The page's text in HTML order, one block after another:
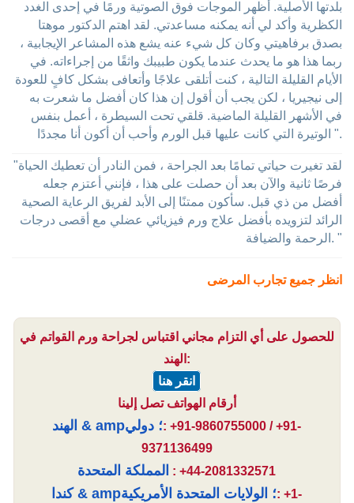
بلدتها الأصلية. أظهر الموجات فوق الصوتية ورمًا في إحدى الغدد
الكظرية وأكد لي أنه يمكنه مساعدتي. لقد اهتم الدكتور موهتا
بصدق برفاهيتي وكان كل شيء عنه يشع هذه المشاعر الإيجابية ،
ربما هذا هو ما يحدث عندما يكون طبيبك واثقًا من إجراءاته. في
الأيام القليلة التالية ، كنت أتلقى علاجًا وأتعافى بشكل كافٍ للعودة
إلى نيجيريا ، لكن يجب أن أقول إن هذا كان أفضل ما شعرت به
في الأشهر القليلة الماضية. قلقي تحت السيطرة ، أعمل بنفس
الوتيرة التي كانت عليها قبل الورم وأحب أن أكون أنا مجددًا ".
"لقد تغيرت حياتي تمامًا بعد الجراحة ، فمن النادر أن تعطيك الحياة
فرصًا ثانية والآن بعد أن حصلت على هذا ، فإنني أعتزم جعله
أفضل من ذي قبل. سأكون ممتنًا إلى الأبد لفريق الرعاية الصحية
الرائد لتزويده بأفضل علاج ورم فيزيائي عضلي مع أقصى درجات
الرحمة والضيافة. "
انظر جميع تجارب المرضى
للحصول على أي التزام مجاني اقتباس لجراحة ورم القواتم في
الهند:
انقر هنا
أرقام الهواتف تصل إلينا
الهند & amp؛ دولي: +91-9860755000 / +91-
9371136499
المملكة المتحدة : +44-2081332571
كندا & amp؛ الولايات المتحدة الأمريكية: +1-